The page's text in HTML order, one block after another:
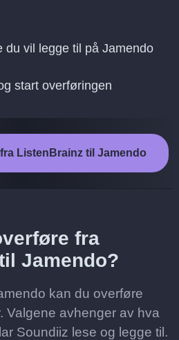
du vil legge til på Jamendo
start overføringen
ListenBrainz til Jamendo
fra
Jamendo?
kan du overføre
Valgene avhenger av hva
Soundiiz lese og legge til.